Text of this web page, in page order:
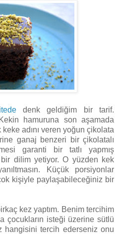
denk geldiğim bir tarif.
hamuruna son aşamada
adını veren yoğun çikolata
ganaj benzeri bir çikolatalı
garanti bir tatlı yapmış
dilim yetiyor. O yüzden kek
Küçük porsiyonlar
kişiyle paylaşabileceğiniz bir
kez yaptım. Benim tercihim
çocukların isteği üzerine sütlü
hangisini tercih ederseniz onu